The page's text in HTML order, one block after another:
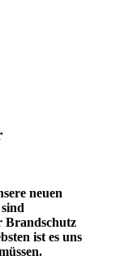
neuen
Brandschutz
ist es uns